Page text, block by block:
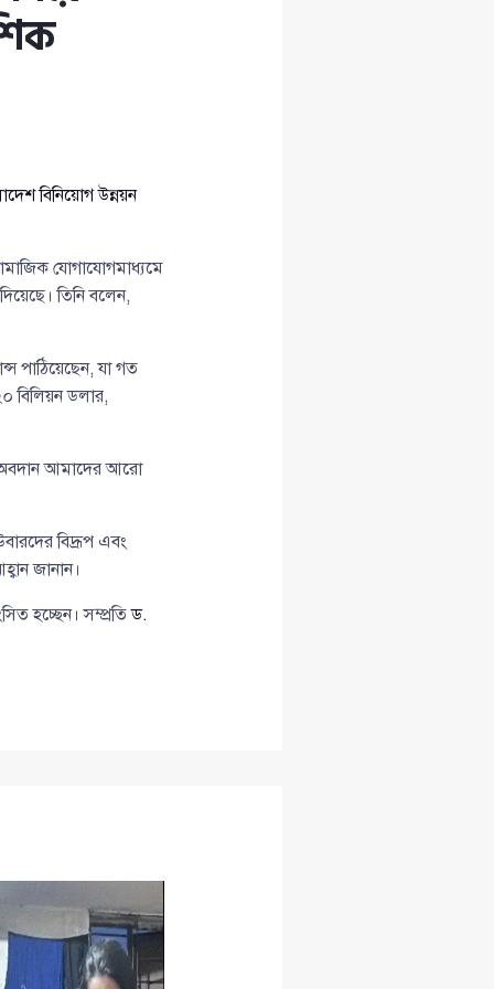
বিনিয়োগ উন্নয়ন
যোগাযোগমাধ্যমে
তিনি বলেন,
পাঠিয়েছেন, যা গত
বিলিয়ন ডলার,
অবদান আমাদের আরো
বিদ্রূপ এবং
জানান।
হচ্ছেন। সম্প্রতিড.